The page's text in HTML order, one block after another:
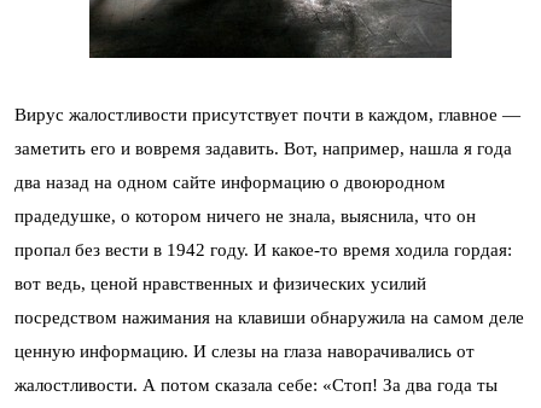
Вирус жалостливости присутствует почти в каждом, главное —
заметить его и вовремя задавить. Вот, например, нашла я года
два назад на одном сайте информацию о двоюродном
прадедушке, о котором ничего не знала, выяснила, что он
пропал без вести в 1942 году. И какое-то время ходила гордая:
вот ведь, ценой нравственных и физических усилий
посредством нажимания на клавиши обнаружила на самом деле
ценную информацию. И слезы на глаза наворачивались от
жалостливости. А потом сказала себе: «Стоп! За два года ты